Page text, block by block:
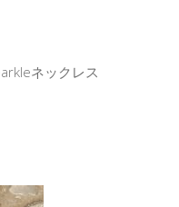
ネックレス